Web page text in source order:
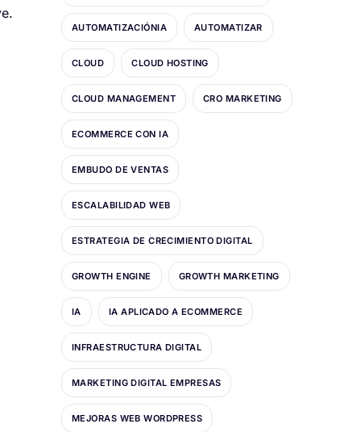
AUTOMATIZACIÓNIA AUTOMATIZAR
CLOUD CLOUD HOSTING
CLOUD MANAGEMENT CRO MARKETING
ECOMMERCE CON IA
EMBUDO DE VENTAS
ESCALABILIDAD WEB
ESTRATEGIA DE CRECIMIENTO DIGITAL
GROWTH ENGINE GROWTH MARKETING
IA IA APLICADO A ECOMMERCE
INFRAESTRUCTURA DIGITAL
MARKETING DIGITAL EMPRESAS
MEJORAS WEB WORDPRESS